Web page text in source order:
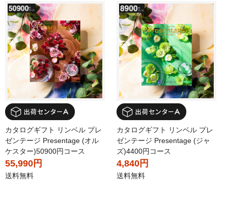
カタログギフト リンベル プレ
ゼンテージ Presentage (オル
ケスター)50900円コース
55,990円
送料無料
カタログギフト リンベル プレ
ゼンテージ Presentage (ジャ
ズ)4400円コース
4,840円
送料無料